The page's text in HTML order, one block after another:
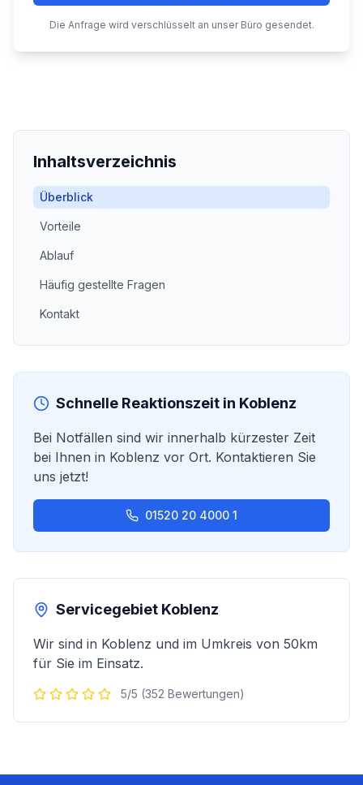
Inhaltsverzeichnis
Überblick
Vorteile
Ablauf
Häufig gestellte Fragen
Kontakt
Schnelle Reaktionszeit in Koblenz
Bei Notfällen sind wir innerhalb kürzester Zeit
bei Ihnen in Koblenz vor Ort. Kontaktieren Sie
uns jetzt!
01520 20 4000 1
Servicegebiet Koblenz
Wir sind in Koblenz und im Umkreis von 50km
für Sie im Einsatz.
5/5 (352 Bewertungen)
Die Anfrage wird verschlüsselt an unser Büro gesendet.